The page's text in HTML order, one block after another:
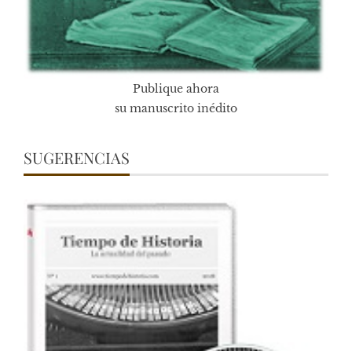
Publique ahora
su manuscrito inédito
SUGERENCIAS